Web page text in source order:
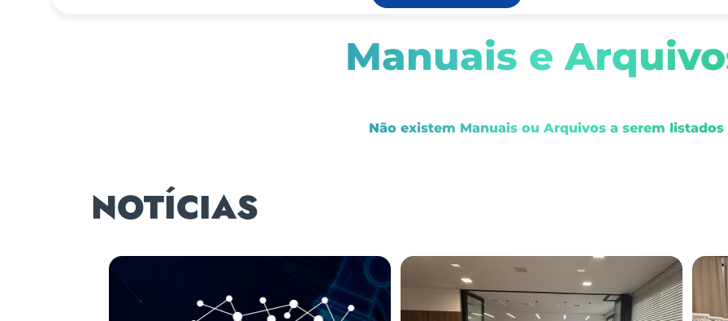
Manuais e
Não existem Manuais ou Arquivos a serem listados
NOTÍCIAS